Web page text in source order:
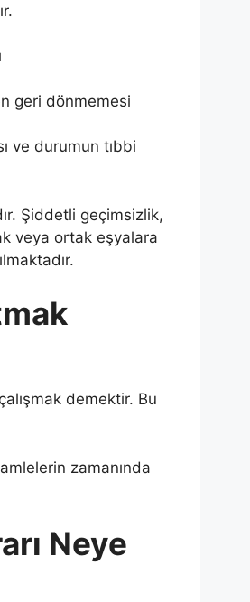
geri dönmemesi
ve durumun tıbbi
Şiddetli geçimsizlik,
veya ortak eşyalara
demektir. Bu
zamanında
Neye